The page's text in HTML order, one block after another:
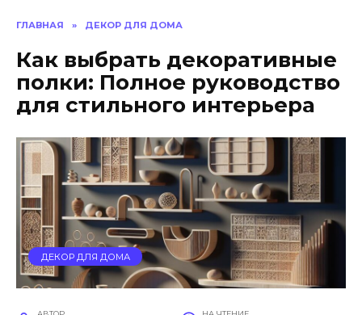
ГЛАВНАЯ » ДЕКОР ДЛЯ ДОМА
Как выбрать декоративные
полки: Полное руководство
для стильного интерьера
ДЕКОР ДЛЯ ДОМА